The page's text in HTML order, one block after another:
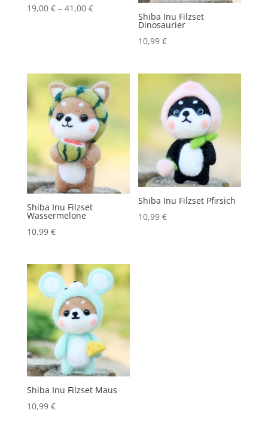
19,00 €– 41,00 €
Shiba Inu Filzset
Dinosaurier
10,99€
Shiba Inu Filzset
Wassermelone
10,99 €
Shiba Inu Filzset Pfirsich
10,99€
Shiba Inu Filzset Maus
10,99 €